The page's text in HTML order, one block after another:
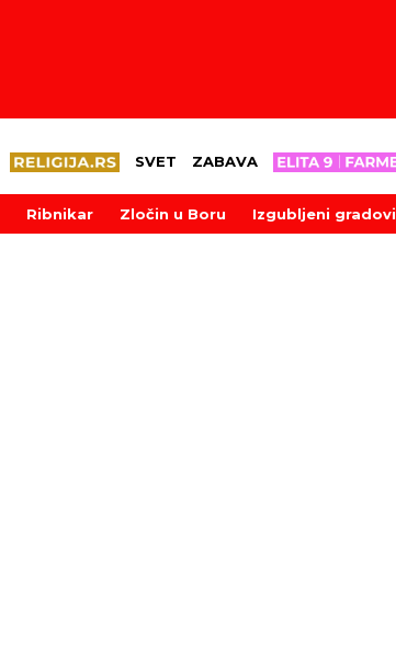
SVET ZABAVA
Ribnikar Zločin u Boru Izgubljeni gradovi